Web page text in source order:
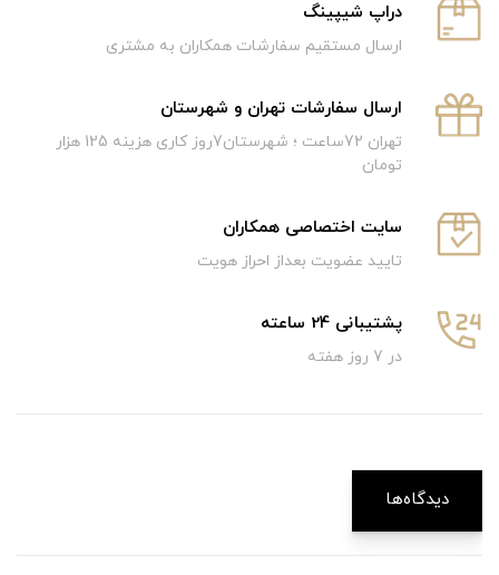
دراپ شیپینگ
ارسال مستقیم سفارشات همکاران به مشتری
ارسال سفارشات تهران و شهرستان
تهران 72ساعت ؛ شهرستان7روز کاری هزینه 125 هزار
تومان
سایت اختصاصی همکاران
تایید عضویت بعداز احراز هویت
پشتیبانی 24 ساعته
در 7 روز هفته
دیدگاه‌ها